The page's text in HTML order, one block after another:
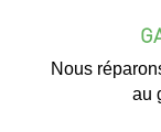
Nous
au